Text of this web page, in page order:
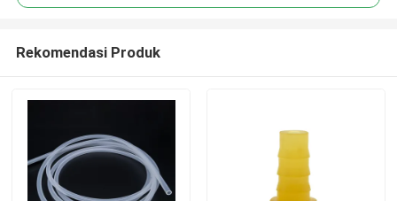
Rekomendasi Produk